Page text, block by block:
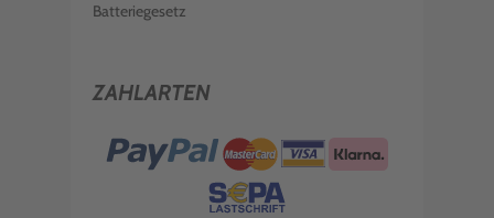
Batteriegesetz
ZAHLARTEN